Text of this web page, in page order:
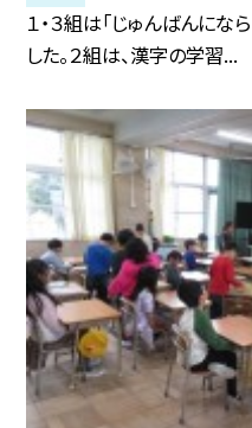
１・３組は「じゅんばんに
した。２組は、漢字の学習...